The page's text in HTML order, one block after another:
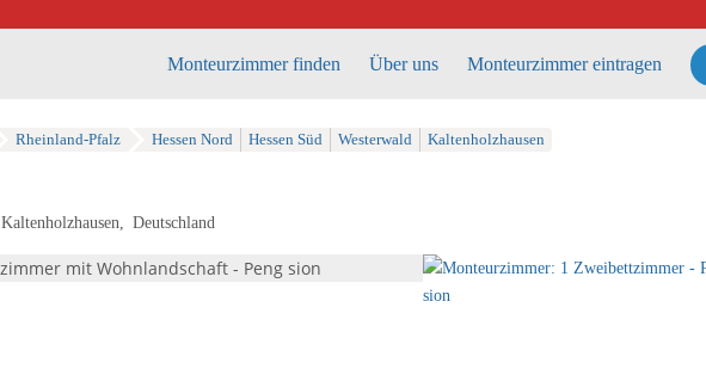
Monteurzimmer finden Über uns Monteurzimmer eintragen
Rheinland-Pfalz Hessen Nord Hessen Süd Westerwald Kaltenholzhausen
Kaltenholzhausen Deutschland